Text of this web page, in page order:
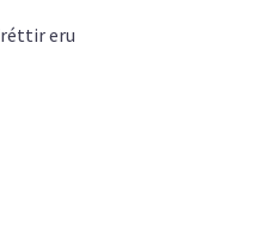
eru